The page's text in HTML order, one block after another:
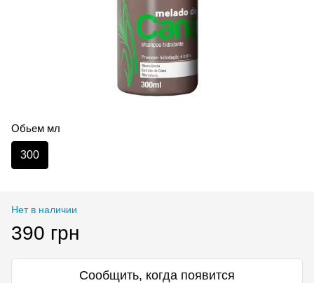
Обьем мл
300
Нет в наличии
390 грн
Сообщить, когда появится